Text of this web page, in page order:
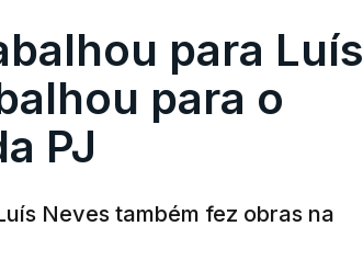
para Luís
para o
PJ
Neves também fez obras na